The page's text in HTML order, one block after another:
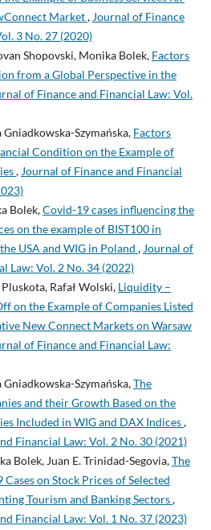
Market, Journal of Finance
3 No. 27 (2020)
Shopovski, Monika Bolek, Factors
from a Global Perspective in the
of Finance and Financial Law: Vol.
Szymańska, Factors
Condition on the Example of
, Journal of Finance and Financial
Bolek,Covid-19 cases influencing the
on the example of BIST100 in
USA and WIG in Poland , Journal of
Law: Vol. 2 No. 34 (2022)
Rafał Wolski, Liquidity –
on the Example of Companies Listed
New Connect Markets on Warsaw
of Finance and Financial Law:
Szymańska,The
and their Growth Based on the
Included in WIG and DAX Indices,
Financial Law: Vol. 2 No. 30 (2021)
Bolek, Juan E. Trinidad-Segovia,The
on Stock Prices of Selected
Tourism and Banking Sectors,
Financial Law: Vol. 1 No. 37 (2023)